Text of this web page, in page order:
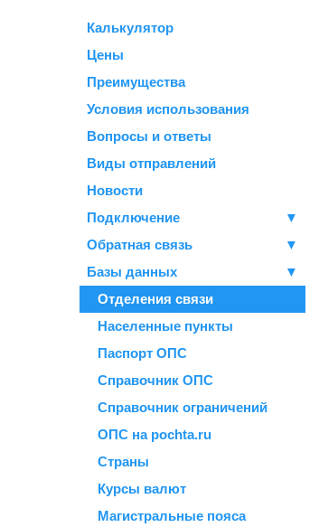
Калькулятор
Цены
Преимущества
Условия использования
Вопросы и ответы
Виды отправлений
Новости
Подключение
▼
Обратная связь
▼
Базы данных
▼
Отделения связи
Населенные пункты
Паспорт ОПС
Справочник ОПС
Справочник ограничений
ОПС на pochta.ru
Страны
Курсы валют
Магистральные пояса